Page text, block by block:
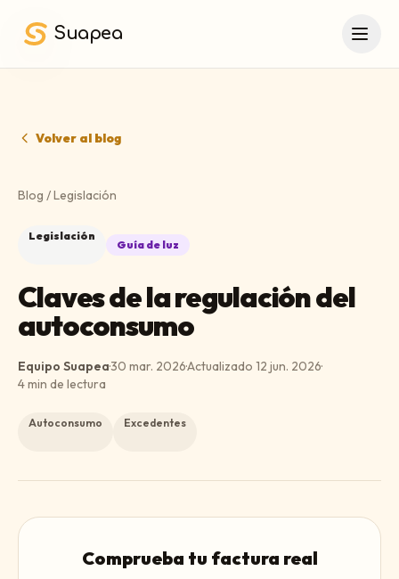
Suapea
Volver al blog
Blog /Legislación
Legislación
Guía de luz
Claves de la regulación del
autoconsumo
Equipo Suapea·30 mar. 2026·Actualizado 12 jun. 2026·
4min de lectura
Autoconsumo Excedentes
Comprueba tu factura real